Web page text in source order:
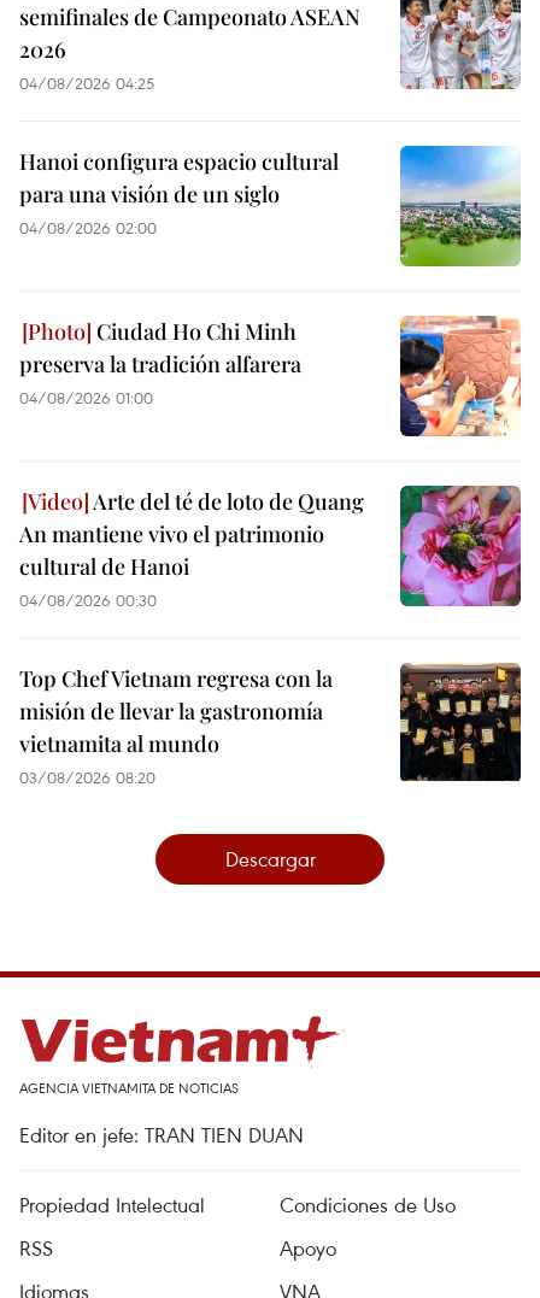
semifinales de Campeonato ASEAN
2026
04/08/2026 04:25
Hanoi configura espacio cultural
para una visión de un siglo
04/08/2026 02:00
Ciudad Ho Chi Minh
preserva la tradición alfarera
04/08/2026 01:00
Arte del té de loto de Quang
An mantiene vivo el patrimonio
cultural de Hanoi
04/08/2026 00:30
Top Chef Vietnam regresa con la
misión de llevar la gastronomía
vietnamita al mundo
03/08/2026 08:20
Descargar
AGENCIA VIETNAMITA DE NOTICIAS
Editor en jefe: TRAN TIEN DUAN
Propiedad Intelectual
Condiciones de Uso
RSS
Apoyo
Idiomas
VNA